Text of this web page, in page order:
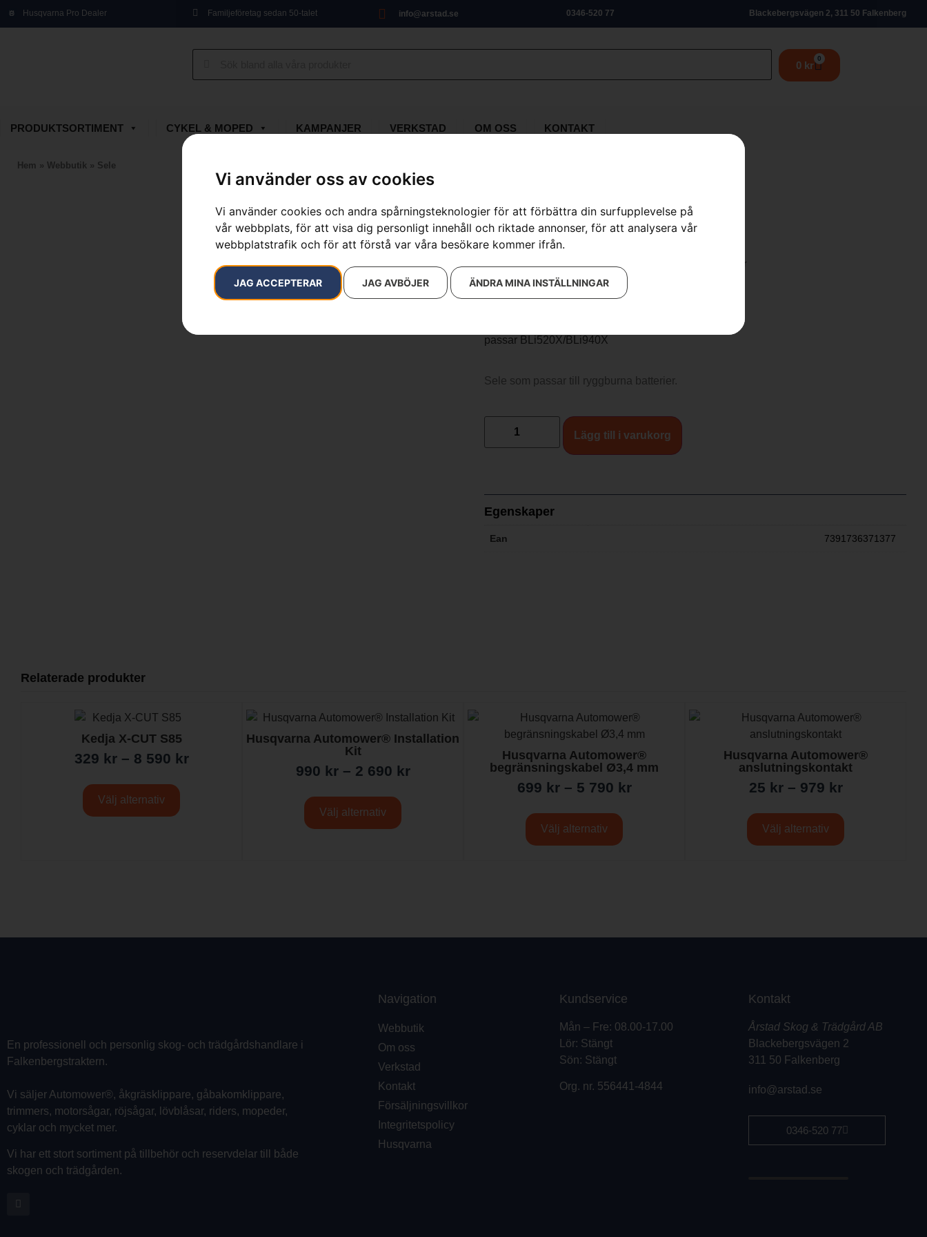
Vi använder oss av cookies
Vi använder cookies och andra spårningsteknologier för att förbättra din surfupplevelse på
vår webbplats, för att visa dig personligt innehåll och riktade annonser, för att analysera vår
webbplatstrafik och för att förstå var våra besökare kommer ifrån.
JAG ACCEPTERAR JAG AVBÖJER ÄNDRA MINA INSTÄLLNINGAR
Husqvarna Pro Dealer Familjeföretag sedan 50-talet info@arstad.se 0346-520 77 Blackebergsvägen 2, 311 50 Falkenberg
0 kr
0
PRODUKTSORTIMENT CYKEL & MOPED KAMPANJER VERKSTAD OM OSS KONTAKT
Hem » Webbutik » Sele
Sele
Artikelnummer: 582909001
Reservdelar & tillbehör
Varumärken:Husqvarna
1 590kr
passar BLi520X/BLi940X
Sele som passar till ryggburna batterier.
Lägg till i varukorg
Egenskaper
Ean 7391736371377
Relaterade produkter
Kedja X-CUT S85
329 kr – 8 590 kr
Välj alternativ
Husqvarna Automower® Installation
Kit
990 kr – 2 690 kr
Välj alternativ
Husqvarna Automower®
begränsningskabel Ø3,4 mm
699 kr – 5 790 kr
Välj alternativ
Husqvarna Automower®
anslutningskontakt
25 kr – 979 kr
Välj alternativ
En professionell och personlig skog- och trädgårdshandlare i
Falkenbergstraktern.
Vi säljer Automower®, åkgräsklippare, gåbakomklippare,
trimmers, motorsågar, röjsågar, lövblåsar, riders, mopeder,
cyklar och mycket mer.
Vi har ett stort sortiment på tillbehör och reservdelar till både
skogen och trädgården.
Navigation
Webbutik
Om oss
Verkstad
Kontakt
Försäljningsvillkor
Integritetspolicy
Husqvarna
Kundservice
Mån – Fre: 08.00-17.00
Lör: Stängt
Sön: Stängt
Org. nr. 556441-4844
Kontakt
Årstad Skog & Trädgård AB
Blackebergsvägen 2
311 50 Falkenberg
info@arstad.se
0346-520 77